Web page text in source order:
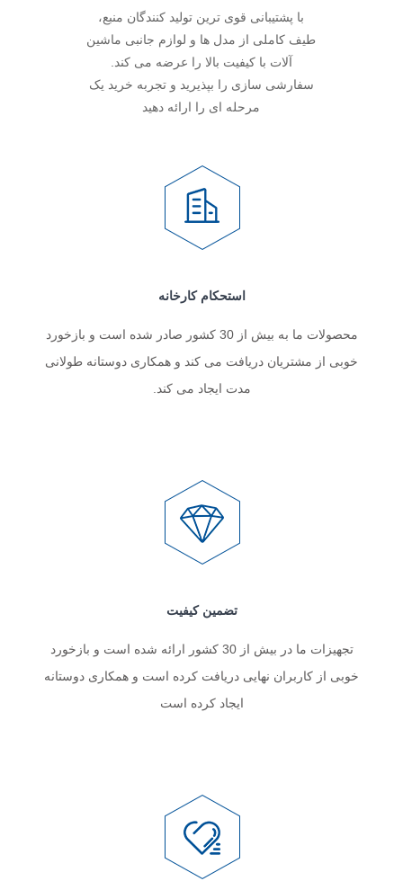
با پشتیبانی قوی ترین تولید کنندگان منبع،
طیف کاملی از مدل ها و لوازم جانبی ماشین
آلات با کیفیت بالا را عرضه می کند.
سفارشی سازی را بپذیرید و تجربه خرید یک
مرحله ای را ارائه دهید
استحکام کارخانه
محصولات ما به بیش از 30 کشور صادر شده است و بازخورد
خوبی از مشتریان دریافت می کند و همکاری دوستانه طولانی
مدت ایجاد می کند.
تضمین کیفیت
تجهیزات ما در بیش از 30 کشور ارائه شده است و بازخورد
خوبی از کاربران نهایی دریافت کرده است و همکاری دوستانه
ایجاد کرده است